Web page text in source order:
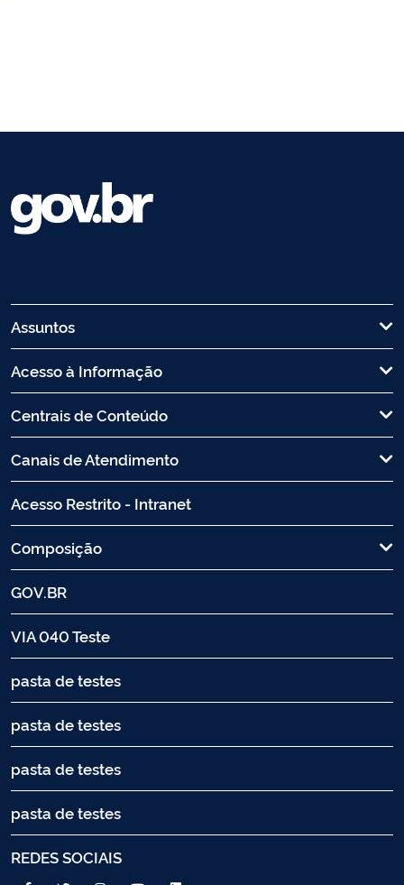
Assuntos
Acesso à Informação
Centrais de Conteúdo
Canais de Atendimento
Acesso Restrito - Intranet
Composição
GOV.BR
VIA 040 Teste
pasta de testes
pasta de testes
pasta de testes
pasta de testes
REDES SOCIAIS